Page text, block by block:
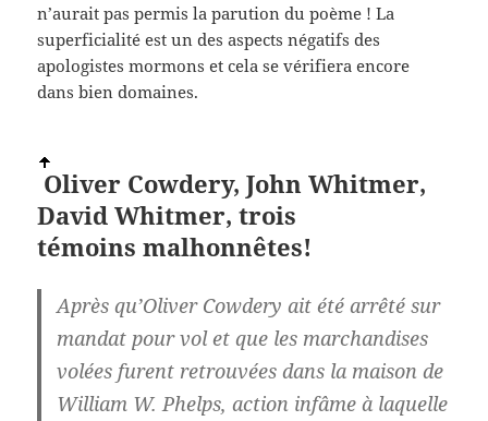
n’aurait pas permis la parution du poème ! La
superficialité est un des aspects négatifs des
apologistes mormons et cela se vérifiera encore
dans bien domaines.
Oliver Cowdery, John Whitmer,
David Whitmer, trois
témoinsmalhonnêtes!
Après qu’Oliver Cowdery ait été arrêté sur
mandat pour vol et que les marchandises
volées furent retrouvées dans la maison de
William W. Phelps, action infâme à laquelle